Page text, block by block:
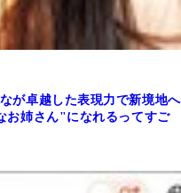
が卓越した表現力で新境地へ
お姉さん"になれるってすご